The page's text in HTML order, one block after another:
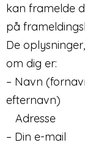
kan framelde
på
De
om dig er:
– Navn
efternavn)
Adresse
– Din e-mail